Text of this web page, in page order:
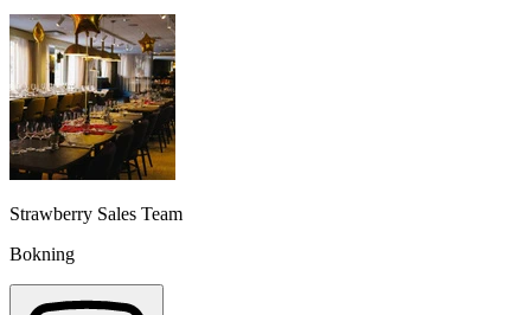
Strawberry Sales Team
Bokning